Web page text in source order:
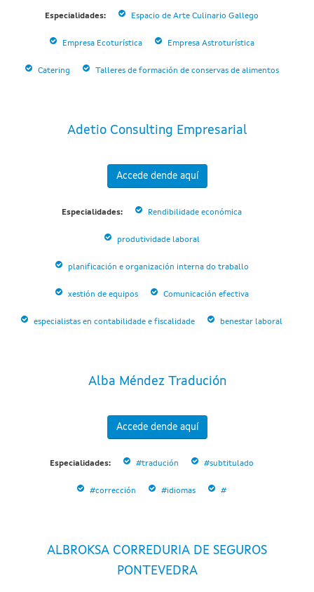
Especialidades: Espacio de Arte Culinario Gallego
Empresa Ecoturística Empresa Astroturística
Catering Talleres de formación de conservas de alimentos
Adetio Consulting Empresarial
Accede dende aquí
Especialidades: Rendibilidade económica
produtividade laboral
planificación e organización interna do traballo
xestión de equipos Comunicación efectiva
especialistas en contabilidade e fiscalidade benestar laboral
Alba Méndez Tradución
Accede dende aquí
Especialidades: #tradución #subtitulado
#corrección #idiomas #
ALBROKSA CORREDURIA DE SEGUROS
PONTEVEDRA